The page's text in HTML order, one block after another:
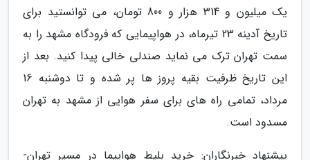
یک میلیون و 314 هزار و 800 تومان، می توانستید برای
تاریخ آدینه 23 تیرماه، در هواپیمایی که فرودگاه مشهد را به
سمت تهران ترک می نماید صندلی خالی پیدا کنید. بعد از
این تاریخ ظرفیت بقیه پروز ها پر شده و تا دوشنبه 16
مرداد، تمامی راه های برای سفر هوایی از مشهد به تهران
مسدود است.
پیشنهاد خبرنگاران: خرید بلیط هواپیما در مسیر تهران-